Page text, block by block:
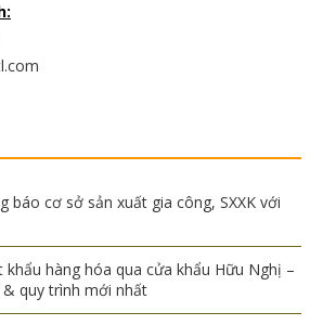
báo cơ sở sản xuất gia công, SXXK với
khẩu hàng hóa qua cửa khẩu Hữu Nghị –
quy trình mới nhất